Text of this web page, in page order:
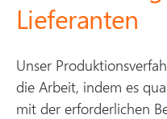
Lieferanten
Unser
die Arbeit, indem es
mit der erforderlichen